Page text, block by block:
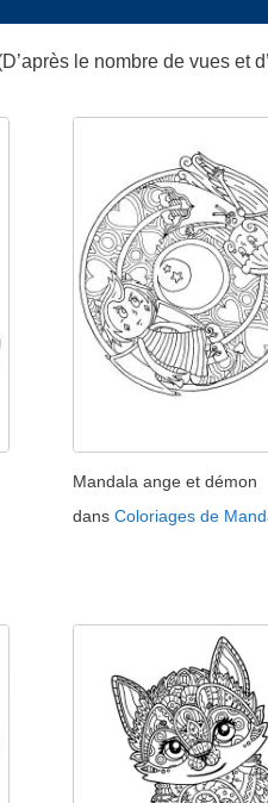
le nombre de vues et
Mandala ange et démon
dansColoriages de